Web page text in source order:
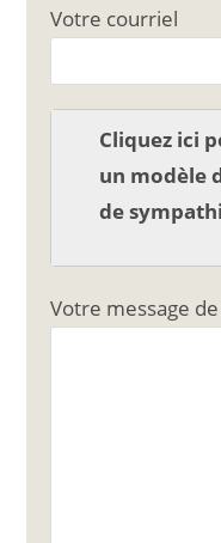
o
o
k
Votre courriel
Cliquez ici
un modèle
de
Votre message